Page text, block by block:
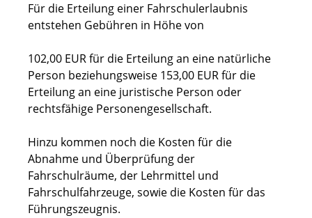
Für die Erteilung einer Fahrschulerlaubnis
entstehen Gebühren in Höhe von
102,00 EUR für die Erteilung an eine natürliche
Person beziehungsweise 153,00 EUR für die
Erteilung an eine juristische Person oder
rechtsfähige Personengesellschaft.
Hinzu kommen noch die Kosten für die
Abnahme und Überprüfung der
Fahrschulräume, der Lehrmittel und
Fahrschulfahrzeuge, sowie die Kosten für das
Führungszeugnis.